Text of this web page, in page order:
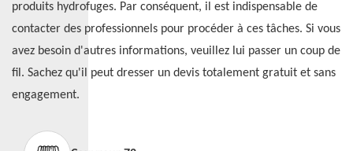
produits hydrofuges. Par conséquent, il est indispensable de
contacter des professionnels pour procéder à ces tâches. Si vous
avez besoin d'autres informations, veuillez lui passer un coup de
fil. Sachez qu'il peut dresser un devis totalement gratuit et sans
engagement.